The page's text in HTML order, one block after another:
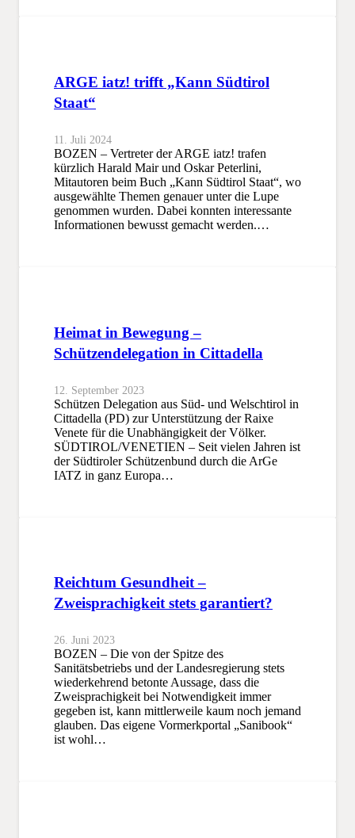
ARGE iatz! trifft „Kann Südtirol
Staat“
11. Juli 2024
BOZEN – Vertreter der ARGE iatz! trafen
kürzlich Harald Mair und Oskar Peterlini,
Mitautoren beim Buch „Kann Südtirol Staat“, wo
ausgewählte Themen genauer unter die Lupe
genommen wurden. Dabei konnten interessante
Informationen bewusst gemacht werden.…
Heimat in Bewegung –
Schützendelegation in Cittadella
12. September 2023
Schützen Delegation aus Süd- und Welschtirol in
Cittadella (PD) zur Unterstützung der Raixe
Venete für die Unabhängigkeit der Völker.
SÜDTIROL/VENETIEN – Seit vielen Jahren ist
der Südtiroler Schützenbund durch die ArGe
IATZ in ganz Europa…
Reichtum Gesundheit –
Zweisprachigkeit stets garantiert?
26. Juni 2023
BOZEN – Die von der Spitze des
Sanitätsbetriebs und der Landesregierung stets
wiederkehrend betonte Aussage, dass die
Zweisprachigkeit bei Notwendigkeit immer
gegeben ist, kann mittlerweile kaum noch jemand
glauben. Das eigene Vormerkportal „Sanibook“
ist wohl…